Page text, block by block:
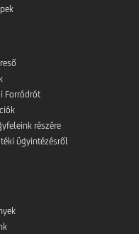
Forródrót
részére
ügyintézésről